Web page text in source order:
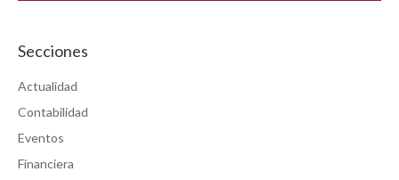
Secciones
Actualidad
Contabilidad
Eventos
Financiera